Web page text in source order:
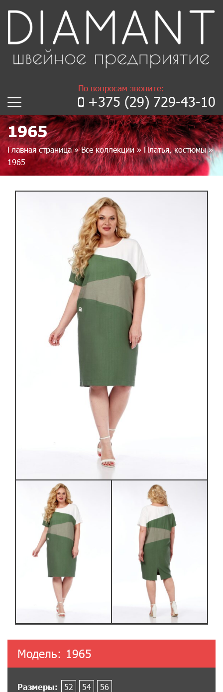
По вопросам звоните:
+375 (29) 729-43-10
1965
Главная страница»Все коллекции»Платья, костюмы»
1965
Модель: 1965
Размеры: 52 54 56